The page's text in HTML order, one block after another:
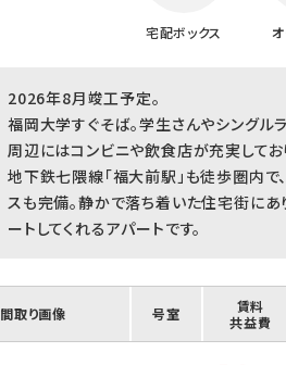
宅配ボックス
2026年8月竣工予定。
福岡大学すぐそば。学生さんやシングル
周辺にはコンビニや飲食店が充実してお
地下鉄七隈線「福大前駅」も徒歩圏内
スも完備。静かで落ち着いた住宅街にあ
ートしてくれるアパートです。
間取り画像 号室
賃料
共益費